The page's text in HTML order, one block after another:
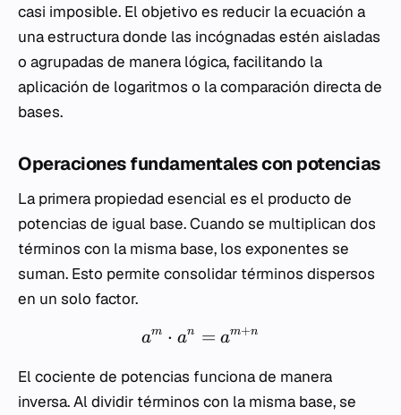
casi imposible. El objetivo es reducir la ecuación a
una estructura donde las incógnadas estén aisladas
o agrupadas de manera lógica, facilitando la
aplicación de logaritmos o la comparación directa de
bases.
Operaciones fundamentales con potencias
La primera propiedad esencial es el producto de
potencias de igual base. Cuando se multiplican dos
términos con la misma base, los exponentes se
suman. Esto permite consolidar términos dispersos
en un solo factor.
am ⋅ an = am+n
El cociente de potencias funciona de manera
inversa. Al dividir términos con la misma base, se